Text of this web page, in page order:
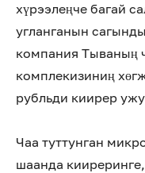
хүрээлеңче багай
угланганын
компания Тываның
комплекизиниң
рубльди киирер
Чаа туттунган
шаанда